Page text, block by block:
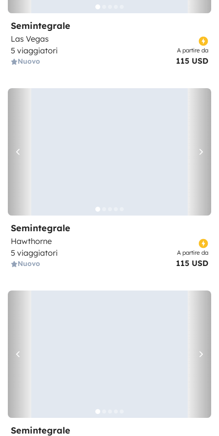
Semintegrale
Las Vegas
5 viaggiatori
Nuovo
A partire da
115 USD
Semintegrale
Hawthorne
5 viaggiatori
Nuovo
A partire da
115 USD
Semintegrale